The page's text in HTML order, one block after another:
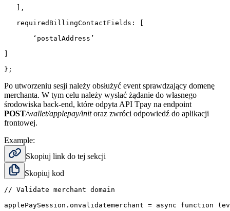
   ],
   requiredBillingContactFields: [
       ‘postalAddress’
};
Po utworzeniu sesji należy obsłużyć event sprawdzający domenę
merchanta. W tym celu należy wysłać żądanie do własnego
środowiska back-end, które odpyta API Tpay na endpoint
POST/wallet/applepay/initoraz zwróci odpowiedź do aplikacji
frontowej.
Example:
Skopiuj link do tej sekcji
Skopiuj kod
// Validate merchant domain
applePaySession.onvalidatemerchant = async function